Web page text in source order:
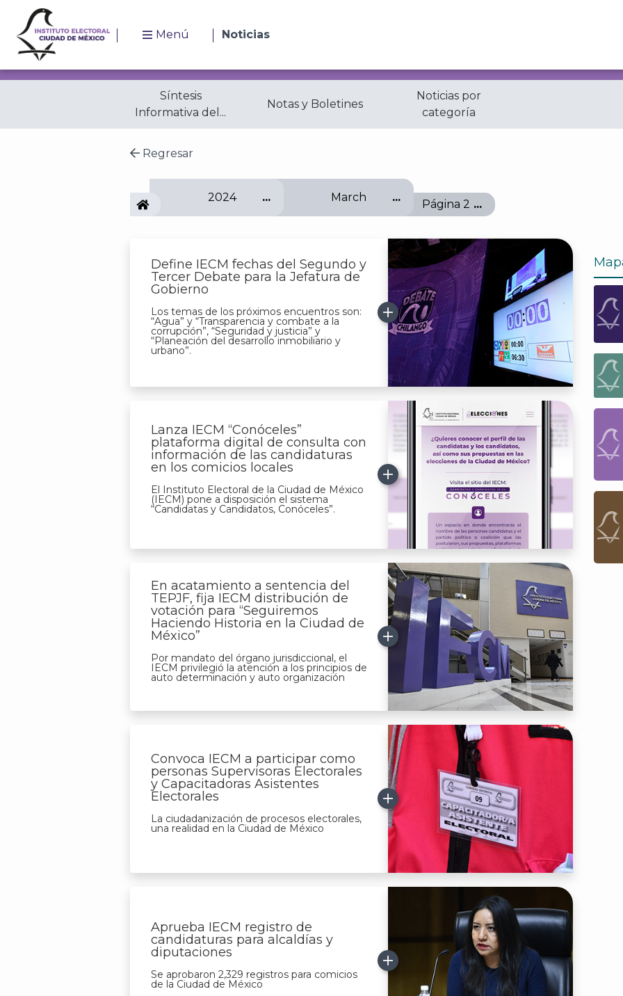
Menú Noticias
Síntesis
Informativa del...
Notas y Boletines
Noticias por
categoría
Regresar
2024 March
Página 2
Define IECM fechas del Segundo y
Tercer Debate para la Jefatura de
Gobierno
Los temas de los próximos encuentros son:
“Agua” y “Transparencia y combate a la
corrupción”, “Seguridad y justicia” y
“Planeación del desarrollo inmobiliario y
urbano”.
Lanza IECM “Conóceles”
plataforma digital de consulta con
información de las candidaturas
en los comicios locales
El Instituto Electoral de la Ciudad de México
(IECM) pone a disposición el sistema
“Candidatas y Candidatos, Conóceles”.
En acatamiento a sentencia del
TEPJF, fija IECM distribución de
votación para “Seguiremos
Haciendo Historia en la Ciudad de
México”
Por mandato del órgano jurisdiccional, el
IECM privilegió la atención a los principios de
auto determinación y auto organización
Convoca IECM a participar como
personas Supervisoras Electorales
y Capacitadoras Asistentes
Electorales
La ciudadanización de procesos electorales,
una realidad en la Ciudad de México
Aprueba IECM registro de
candidaturas para alcaldías y
diputaciones
Se aprobaron 2,329 registros para comicios
de la Ciudad de México